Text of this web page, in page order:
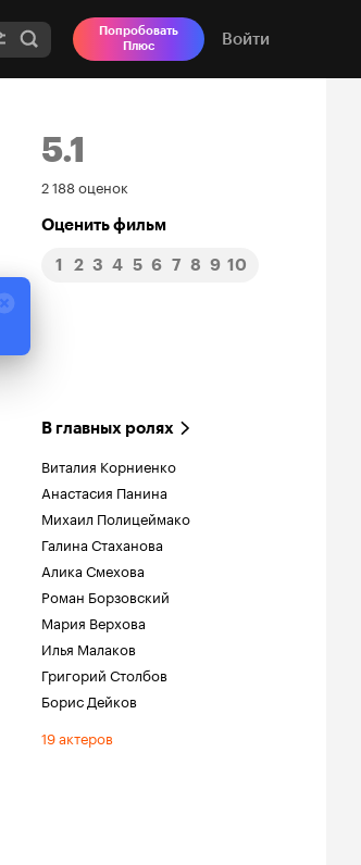
Попробовать
Плюс
Войти
5.1
Рейтинг
Кинопоиска
5.1
2 188 оценок
Оценить фильм
1 2 3 4 5 6 7 8 9 10
В главных ролях
Виталия Корниенко
Анастасия Панина
Михаил Полицеймако
Галина Стаханова
Алика Смехова
Роман Борзовский
Мария Верхова
Илья Малаков
Григорий Столбов
Борис Дейков
19 актеров